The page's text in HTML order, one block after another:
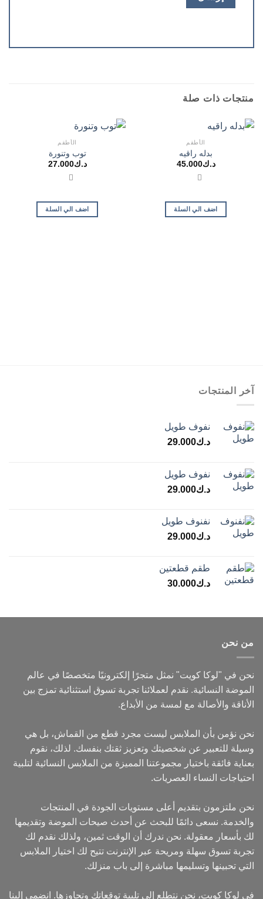
منتجات ذات صلة
الأطقم
بدله راقيه
د.ك45.000
اضف الي السلة
الأطقم
توب وتنورة
د.ك27.000
اضف الي السلة
آخر المنتجات
نفوف طويل
د.ك29.000
نفوف طويل
د.ك29.000
نفنوف طويل
د.ك29.000
طقم قطعتين
د.ك30.000
من نحن
نحن في "لوكا كويت" نمثل متجرًا إلكترونيًا متخصصًا في عالم
الموضة النسائية. نقدم لعملائنا تجربة تسوق استثنائية تمزج بين
الأناقة والأصالة مع لمسة من الأبداع.
نحن نؤمن بأن الملابس ليست مجرد قطع من القماش، بل هي
وسيلة للتعبير عن شخصيتك وتعزيز ثقتك بنفسك. لذلك، نقوم
بعناية فائقة باختيار مجموعتنا المميزة من الملابس النسائية لتلبية
احتياجات النساء العصريات.
نحن ملتزمون بتقديم أعلى مستويات الجودة في المنتجات
والخدمة. نسعى دائمًا للبحث عن أحدث صيحات الموضة وتقديمها
لك بأسعار معقولة. نحن ندرك أن الوقت ثمين، ولذلك نقدم لك
تجربة تسوق سهلة ومريحة عبر الإنترنت تتيح لك اختيار الملابس
التي تحبينها وتسليمها مباشرة إلى باب منزلك.
في لوكا كويت، نحن نتطلع إلى تلبية توقعاتك وتجاوزها. انضمي إلينا